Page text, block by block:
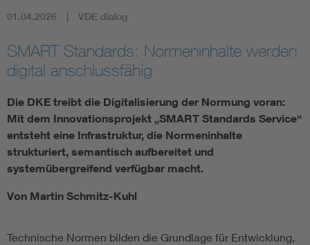
01.04.2026 VDE dialog
SMART Standards: Normeninhalte werden
digital anschlussfähig
Die DKE treibt die Digitalisierung der Normung voran:
Mit dem Innovationsprojekt „SMART Standards Service“
entsteht eine Infrastruktur, die Normeninhalte
strukturiert, semantisch aufbereitet und
systemübergreifend verfügbar macht.
Von Martin Schmitz-Kuhl
Technische Normen bilden die Grundlage für Entwicklung,